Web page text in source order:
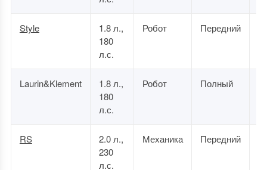
Style
1.8 л.,
180
л.с.
Робот Передний
Laurin&Klement
1.8 л.,
180
л.с.
Робот Полный
RS
2.0 л.,
230
л.с.
Механика Передний